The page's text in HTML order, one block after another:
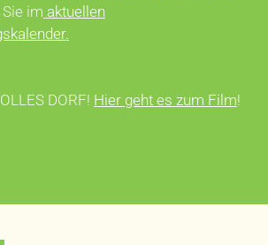
im aktuellen
DORF! Hier geht es zum Film!